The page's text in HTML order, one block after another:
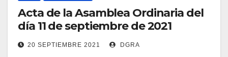
Acta de la Asamblea Ordinaria del
día 11 de septiembre de 2021
20 SEPTIEMBRE 2021 DGRA